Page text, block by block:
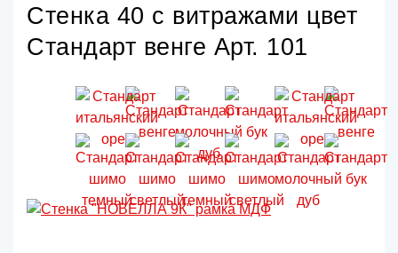
Стенка 40 с витражами цвет
Стандарт венге Арт. 101